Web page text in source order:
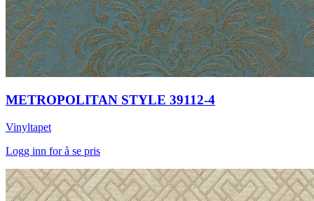
METROPOLITAN STYLE 39112-4
Vinyltapet
Logg inn for å se pris